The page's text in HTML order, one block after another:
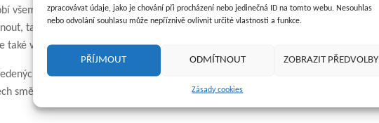
zpracovávat údaje, jako je chování při procházení nebo jedinečná ID na tomto webu. Nesouhlas
nebo odvolání souhlasu může nepříznivě ovlivnit určité vlastnosti a funkce.
PŘÍJMOUT ODMÍTNOUT ZOBRAZIT PŘEDVOLBY
Zásady cookies
všem tvarům těla bez tvorby záhybů, nestahuje, neobtěžuje. Materiál se
tato místa se dále netrhají. Pro revizi rány a výměnu obvazů většinou stačí
také vhodný pro domácí péči.
polyamidem a zkadeřené polyamidové niti. Bílá, bez optických bělidel,
směrech, průměr je možno až 15násobně roztáhnout, lze prát a sterilizovat